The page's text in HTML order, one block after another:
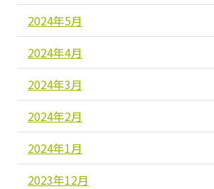
2024年5月
2024年4月
2024年3月
2024年2月
2024年1月
2023年12月